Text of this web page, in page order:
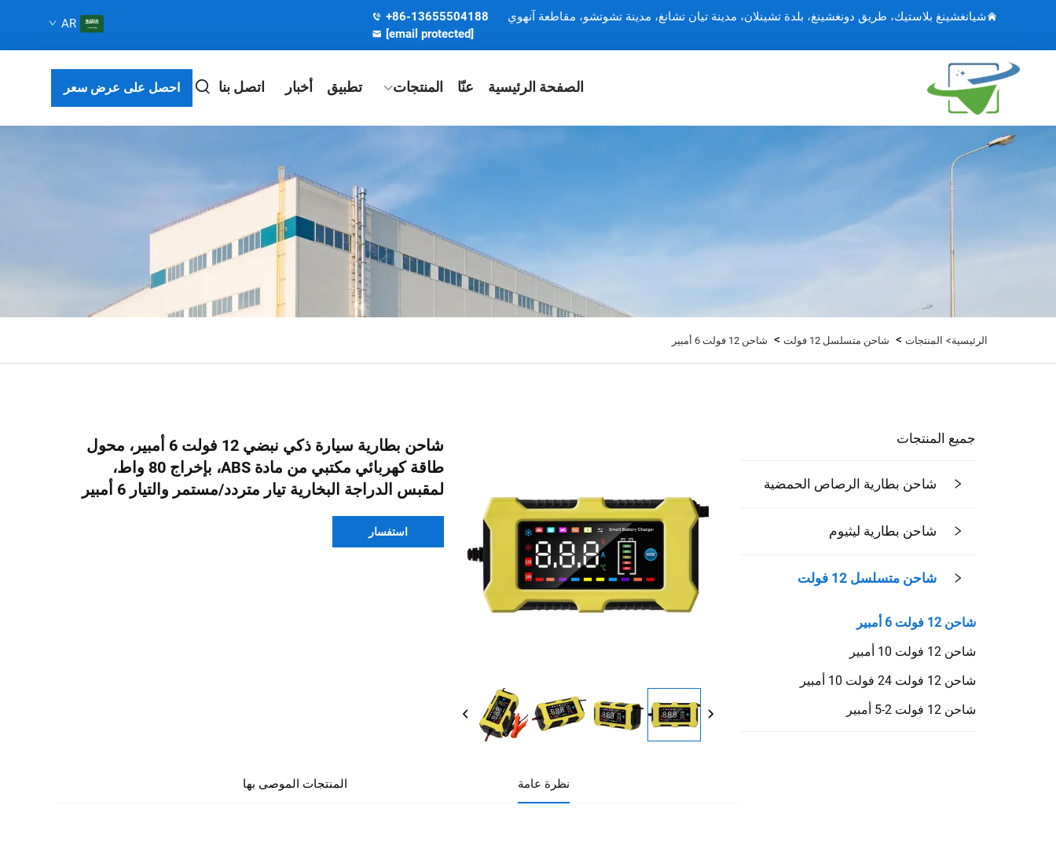
شيانغشينغ بلاستيك، طريق دونغشينغ، بلدة تشينلان، مدينة تيان تشانغ، مدينة تشوتشو، مقاطعة آنهوي
+86-13655504188
[email protected]
AR
الصفحة الرئيسية عنّا المنتجات تطبيق أخبار اتصل بنا احصل على عرض سعر
الرئيسية> المنتجات > شاحن متسلسل 12 فولت > شاحن 12 فولت 6 أمبير
جميع المنتجات
شاحن بطارية الرصاص الحمضية
شاحن بطارية ليثيوم
شاحن متسلسل 12 فولت
شاحن 12 فولت 6 أمبير
شاحن 12 فولت 10 أمبير
شاحن 12 فولت 24 فولت 10 أمبير
شاحن 12 فولت 2-5 أمبير
شاحن بطارية سيارة ذكي نبضي 12 فولت 6 أمبير، محول
طاقة كهربائي مكتبي من مادة ABS، بإخراج 80 واط،
لمقبس الدراجة البخارية تيار متردد/مستمر والتيار 6 أمبير
استفسار
نظرة عامة المنتجات الموصى بها